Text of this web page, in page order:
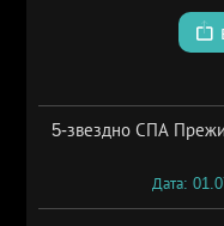
5-звездно СПА
Дата: